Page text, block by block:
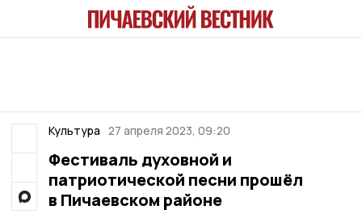
Культура 27 апреля 2023, 09:20
Фестиваль духовной и
патриотической песни прошёл
в Пичаевском районе